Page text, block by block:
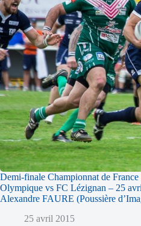
Demi-finale Championnat de
Olympique vs FC Lézignan – 25
Alexandre FAURE (Poussière
25 avril 2015